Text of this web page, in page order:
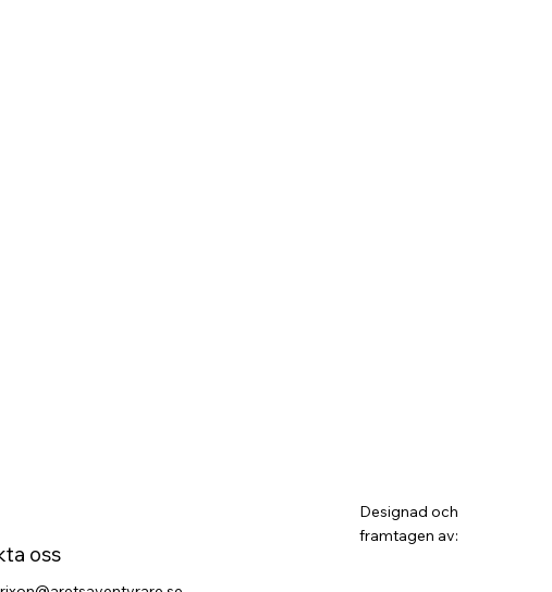
oss
Designad och
framtagen av: